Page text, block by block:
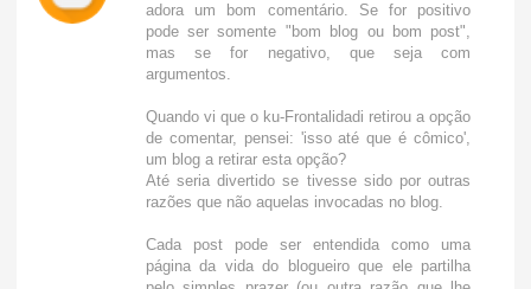
adora um bom comentário. Se for positivo
pode ser somente "bom blog ou bom post",
mas se for negativo, que seja com
argumentos.
Quando vi que o ku-Frontalidadi retirou a opção
de comentar, pensei: 'isso até que é cômico',
um blog a retirar esta opção?
Até seria divertido se tivesse sido por outras
razões que não aquelas invocadas no blog.
Cada post pode ser entendida como uma
página da vida do blogueiro que ele partilha